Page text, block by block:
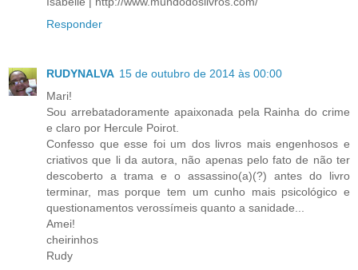
Responder
RUDYNALVA 15 de outubro de 2014 às 00:00
Mari!
Sou arrebatadoramente apaixonada pela Rainha do crime
e claro por Hercule Poirot.
Confesso que esse foi um dos livros mais engenhosos e
criativos que li da autora, não apenas pelo fato de não ter
descoberto a trama e o assassino(a)(?) antes do livro
terminar, mas porque tem um cunho mais psicológico e
questionamentos verossímeis quanto a sanidade...
Amei!
cheirinhos
Rudy